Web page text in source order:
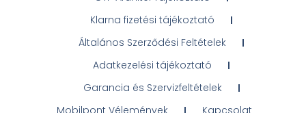
Klarna fizetési tájékoztató
Általános Szerződési Feltételek
Adatkezelési tájékoztató
Garancia és Szervizfeltételek
Mobilpont Vélemények
Kapcsolat